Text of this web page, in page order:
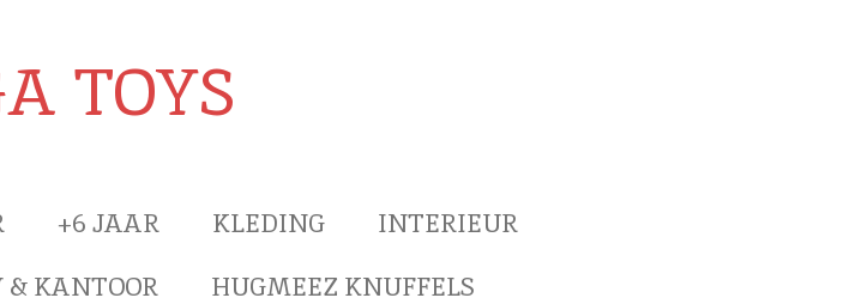
TOYS
+6 JAAR KLEDING
INTERIEUR
& KANTOOR
HUGMEEZ KNUFFELS